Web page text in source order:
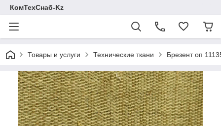
КомТехСнаб-Kz
Товары и услуги Технические ткани Брезент оп